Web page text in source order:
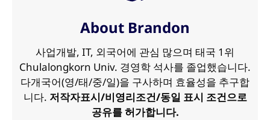
About Brandon
사업개발, IT, 외국어에 관심 많으며 태국 1위
Chulalongkorn Univ. 경영학 석사를 졸업했습니다.
다개국어(영/태/중/일)을 구사하며 효율성을 추구합
니다. 저작자표시/비영리조건/동일 표시 조건으로
공유를 허가합니다.